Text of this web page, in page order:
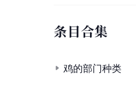
条目合集
鸡的部门种类